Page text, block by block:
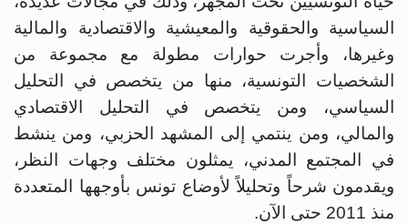
السياسية والحقوقية والمعيشية والاقتصادية والمالية
وغيرها، وأجرت حوارات مطولة مع مجموعة من
الشخصيات التونسية، منها من يتخصص في التحليل
السياسي، ومن يتخصص في التحليل الاقتصادي
والمالي، ومن ينتمي إلى المشهد الحزبي، ومن ينشط
في المجتمع المدني، يمثلون مختلف وجهات النظر،
ويقدمون شرحاً وتحليلاً لأوضاع تونس بأوجهها المتعددة
منذ 2011 حتى الآن.